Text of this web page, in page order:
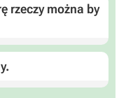
rzeczy można by